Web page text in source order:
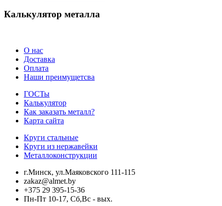
Калькулятор металла
О нас
Доставка
Оплата
Наши преимущетсва
ГОСТы
Калькулятор
Как заказать металл?
Карта сайта
Круги стальные
Круги из нержавейки
Металлоконструкции
г.Минск, ул.Маяковского 111-115
zakaz@almet.by
+375 29 395-15-36
Пн-Пт 10-17, Сб,Вс - вых.